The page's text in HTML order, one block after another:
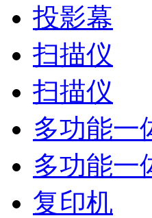
投影幕
扫描仪
扫描仪
多功能一
多功能一
复印机